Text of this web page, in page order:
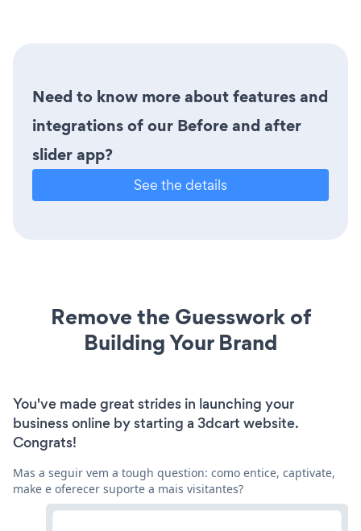
Need to know more about features and
integrations of our Before and after
slider app?
See the details
Remove the Guesswork of
Building Your Brand
You've made great strides in launching your
business online by starting a 3dcart website.
Congrats!
Mas a seguir vem a tough question: como entice, captivate,
make e oferecer suporte a mais visitantes?